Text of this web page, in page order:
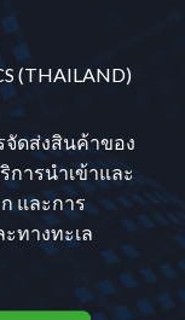
(THAILAND)
ดส่งสินค้าของ
การนำเข้าและ
และการ
ทางทะเล